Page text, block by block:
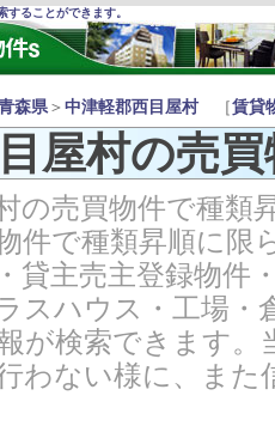
ることができます。
森県＞ 中津軽郡西目屋村［賃貸
屋村の売
の売買物件で種類
件で種類昇順に限
貸主売主登録物件
スハウス・工場
が検索できます
わない様に、ま